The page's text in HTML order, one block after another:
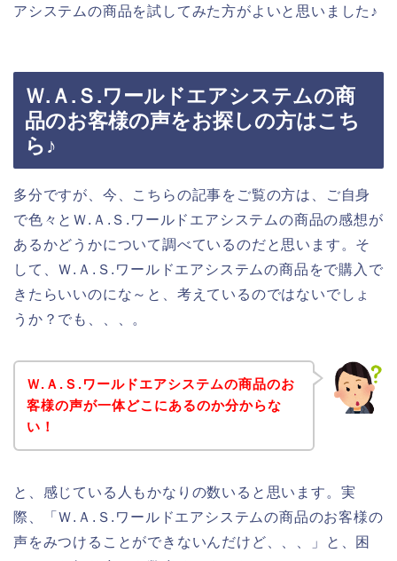
アシステムの商品を試してみた方がよいと思いました♪
Ｗ.Ａ.Ｓ.ワールドエアシステムの商
品のお客様の声をお探しの方はこち
ら♪
多分ですが、今、こちらの記事をご覧の方は、ご自身
で色々とＷ.Ａ.Ｓ.ワールドエアシステムの商品の感想が
あるかどうかについて調べているのだと思います。そ
して、Ｗ.Ａ.Ｓ.ワールドエアシステムの商品をで購入で
きたらいいのにな～と、考えているのではないでしょ
うか？でも、、、。
Ｗ.Ａ.Ｓ.ワールドエアシステムの商品のお
客様の声が一体どこにあるのか分からな
い！
と、感じている人もかなりの数いると思います。実
際、「Ｗ.Ａ.Ｓ.ワールドエアシステムの商品のお客様の
声をみつけることができないんだけど、、、」と、困